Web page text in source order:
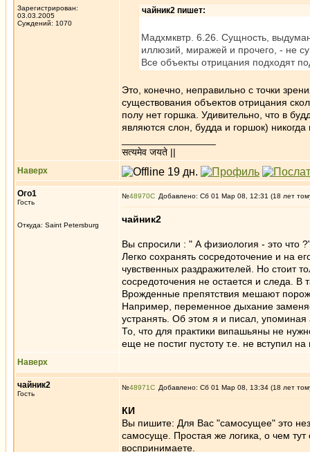
Зарегистрирован:
03.03.2005
Суждений: 1070
чайник2 пишет:
Мадхмквтр. 6.26. Сущность,
иллюзий, миражей и прочего, - не
Все объекты отрицания подходят
Это, конечно, неправильно с точки
существования объектов отрицания
полу нет горшка. Удивительно, что в
являются слон, будда и горшок)
सत्यमेव जयते ||
Наверх
Ого1
Гость
Откуда: Saint Petersburg
№48970 Добавлено: Сб 01 Мар 08, 12:31 (18 лет
чайник2
Вы спросили : " А физиология - это что
Легко сохранять сосредоточение и на
чувственных раздражителей. Но стоит
сосредоточения не остается и следа. В
Врожденные препятствия мешают
Например, переменное дыхание
устранять. Об этом я и писал,
То, что для практики випашьяны не
еще не постиг пустоту т.е. не вступил на
Наверх
чайник2
Гость
№48971 Добавлено: Сб 01 Мар 08, 13:34 (18 лет
КИ
Вы пишите: Для Вас "самосущее" это
самосуще. Простая же логика, о чем
воспринимаете.